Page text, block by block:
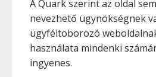
A Quark szerint az oldal
nevezhető ügynökségnek
ügyféltoborozó
használata mindenki
ingyenes.